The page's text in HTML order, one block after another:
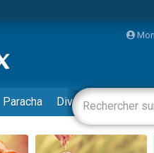
de violences...
les Enfants
Paracha Divertissements